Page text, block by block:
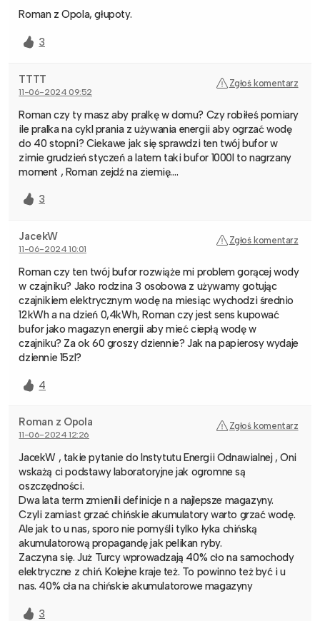
Roman z Opola, głupoty.
3
TTTT
11-06-2024 09:52
Zgłoś komentarz
Roman czy ty masz aby pralkę w domu? Czy robiłeś pomiary
ile pralka na cykl prania z używania energii aby ogrzać wodę
do 40 stopni? Ciekawe jak się sprawdzi ten twój bufor w
zimie grudzień styczeń a latem taki bufor 1000l to nagrzany
moment , Roman zejdź na ziemię….
3
JacekW
11-06-2024 10:01
Zgłoś komentarz
Roman czy ten twój bufor rozwiąże mi problem gorącej wody
w czajniku? Jako rodzina 3 osobowa z używamy gotując
czajnikiem elektrycznym wodę na miesiąc wychodzi średnio
12kWh a na dzień 0,4kWh, Roman czy jest sens kupować
bufor jako magazyn energii aby mieć ciepłą wodę w
czajniku? Za ok 60 groszy dziennie? Jak na papierosy wydaje
dziennie 15zl?
4
Roman z Opola
11-06-2024 12:26
Zgłoś komentarz
JacekW , takie pytanie do Instytutu Energii Odnawialnej , Oni
wskażą ci podstawy laboratoryjne jak ogromne są
oszczędności.
Dwa lata term zmienili definicje n a najlepsze magazyny.
Czyli zamiast grzać chińskie akumulatory warto grzać wodę.
Ale jak to u nas, sporo nie pomyśli tylko łyka chińską
akumulatorową propagandę jak pelikan ryby.
Zaczyna się. Już Turcy wprowadzają 40% cło na samochody
elektryczne z chiń. Kolejne kraje też. To powinno też być i u
nas. 40% cła na chińskie akumulatorowe magazyny
3